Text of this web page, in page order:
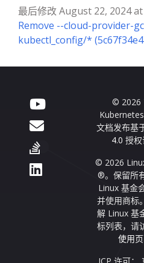
最后修改 August 22, 2024 at
Remove --cloud-provider-
kubectl_config/*
© 2026
文档发布基
4.0 授
© 2026
®。保留所
Linux 基金
并使用商标
解 Linux 基
标列表，请
使用